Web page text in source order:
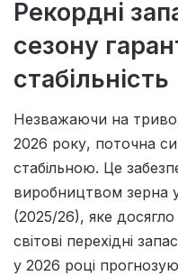
Рекордні
сезону
стабільність
Незважаючи на
2026 року, поточна
стабільною. Це
виробництвом зерна
(2025/26), яке
світові перехідні
у 2026 році